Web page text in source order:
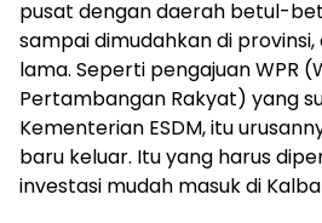
pusat dengan daerah betul-
sampai dimudahkan di
lama. Seperti pengajuan WPR
Pertambangan Rakyat) yang
Kementerian ESDM, itu
baru keluar. Itu yang harus
investasi mudah masuk di